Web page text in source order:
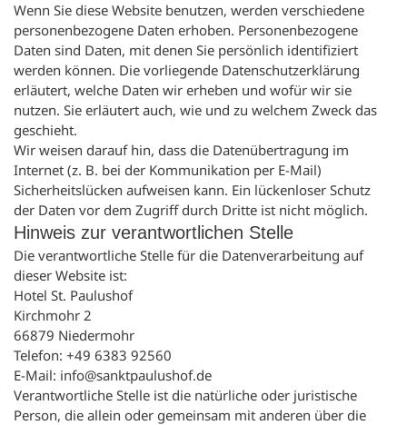
Wenn Sie diese Website benutzen, werden verschiedene
personenbezogene Daten erhoben. Personenbezogene
Daten sind Daten, mit denen Sie persönlich identifiziert
werden können. Die vorliegende Datenschutzerklärung
erläutert, welche Daten wir erheben und wofür wir sie
nutzen. Sie erläutert auch, wie und zu welchem Zweck das
geschieht.
Wir weisen darauf hin, dass die Datenübertragung im
Internet (z. B. bei der Kommunikation per E-Mail)
Sicherheitslücken aufweisen kann. Ein lückenloser Schutz
der Daten vor dem Zugriff durch Dritte ist nicht möglich.
Hinweis zur verantwortlichen Stelle
Die verantwortliche Stelle für die Datenverarbeitung auf
dieser Website ist:
Hotel St. Paulushof
Kirchmohr 2
66879 Niedermohr
Telefon: +49 6383 92560
E-Mail: info@sanktpaulushof.de
Verantwortliche Stelle ist die natürliche oder juristische
Person, die allein oder gemeinsam mit anderen über die